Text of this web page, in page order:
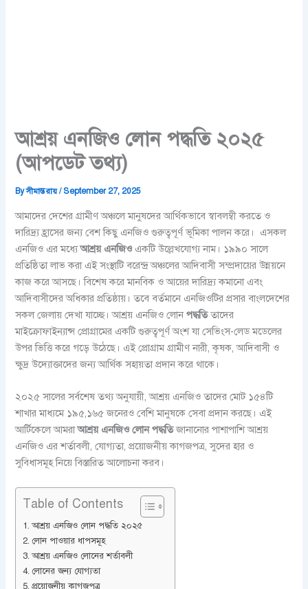
আশ্রয় এনজিও লোন পদ্ধতি ২০২৫
(আপডেট তথ্য)
Byসীমান্ত রায়/ September 27, 2025
আমাদের দেশের গ্রামীণ অঞ্চলে মানুষদের আর্থিকভাবে স্বাবলম্বী করতে ও
দারিদ্র্য হ্রাসের জন্য বেশ কিছু এনজিও গুরুত্বপূর্ণ ভূমিকা পালন করে। এসকল
এনজিও এর মধ্যেআশ্রয় এনজিও একটি উল্লেখযোগ্য নাম। ১৯৯০ সালে
প্রতিষ্ঠিতা লাভ করা এই সংস্থাটি বরেন্দ্র অঞ্চলের আদিবাসী সম্প্রদায়ের উন্নয়নে
কাজ করে আসছে। বিশেষ করে মানবিক ও আয়ের দারিদ্র্য কমানো এবং
আদিবাসীদের অধিকার প্রতিষ্ঠায়। তবে বর্তমানে এনজিওটির প্রসার বাংলদেশের
সকল জেলায় দেখা যাচ্ছে। আশ্রয় এনজিও লোনপদ্ধতিতাদের
মাইক্রোফাইন্যান্স প্রোগ্রামের একটি গুরুত্বপূর্ণ অংশ যা সেভিংস-লেড মডেলের
উপর ভিত্তি করে গড়ে উঠেছে। এই প্রোগ্রাম গ্রামীণ নারী, কৃষক, আদিবাসী ও
ক্ষুদ্র উদ্যোক্তাদের জন্য আর্থিক সহায়তা প্রদান করে থাকে।
২০২৫ সালের সর্বশেষ তথ্য অনুযায়ী, আশ্রয় এনজিও তাদের মোট ১৫৪টি
শাখার মাধ্যমে ১৯৫,১৬৫ জনেরও বেশি মানুষকে সেবা প্রদান করছে। এই
আর্টিকেলে আমরাআশ্রয় এনজিও লোন পদ্ধতিজানানোর পাশাপাশি আশ্রয়
এনজিও এর শর্তাবলী, যোগ্যতা, প্রয়োজনীয় কাগজপত্র, সুদের হার ও
সুবিধাসমূহ নিয়ে বিস্তারিত আলোচনা করব।
Table of Contents
আশ্রয় এনজিও লোন পদ্ধতি ২০২৫
লোন পাওয়ার ধাপসমূহ
আশ্রয় এনজিও লোনের শর্তাবলী
লোনের জন্য যোগ্যতা
প্রয়োজনীয় কাগজপত্র